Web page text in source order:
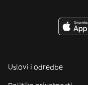
Uslovi i odredbe